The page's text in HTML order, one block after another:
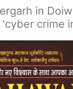
in
'cyber crime